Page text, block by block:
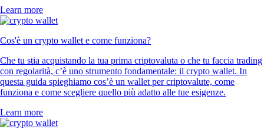
Learn more
Cos'è un crypto wallet e come funziona?
Che tu stia acquistando la tua prima criptovaluta o che tu faccia trading
con regolarità, c’è uno strumento fondamentale: il crypto wallet. In
questa guida spieghiamo cos’è un wallet per criptovalute, come
funziona e come scegliere quello più adatto alle tue esigenze.
Learn more